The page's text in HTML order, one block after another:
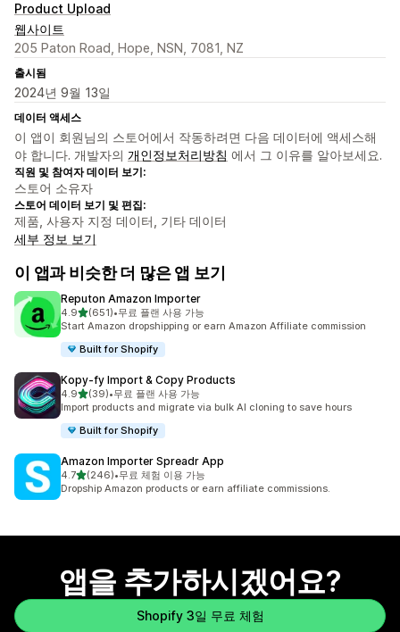
Product Upload
웹사이트
205 Paton Road, Hope, NSN, 7081, NZ
출시됨
2024년 9월 13일
데이터 액세스
이 앱이 회원님의 스토어에서 작동하려면 다음 데이터에 액세스해
야 합니다. 개발자의 개인정보처리방침 에서 그 이유를 알아보세요.
직원 및 참여자 데이터 보기:
스토어 소유자
스토어 데이터 보기 및 편집:
제품, 사용자 지정 데이터, 기타 데이터
세부 정보 보기
이 앱과 비슷한 더 많은 앱 보기
Reputon Amazon Importer
4.9별 5개 중
(651)
총 리뷰 651개
•무료 플랜 사용 가능
Start Amazon dropshipping or earn Amazon Affiliate commission
Built for Shopify
Kopy‑fy Import & Copy Products
4.9별 5개 중
(39)
총 리뷰 39개
•무료 플랜 사용 가능
Import products and migrate via bulk AI cloning to save hours
Built for Shopify
Amazon Importer Spreadr App
4.7별 5개 중
(246)
총 리뷰 246개
•무료 체험 이용 가능
Dropship Amazon products or earn affiliate commissions.
앱을 추가하시겠어요?
Shopify 3일 무료 체험